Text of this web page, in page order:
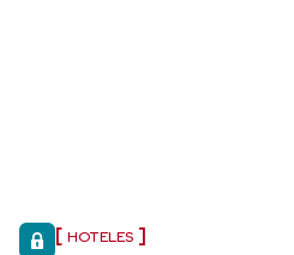
HOTELES